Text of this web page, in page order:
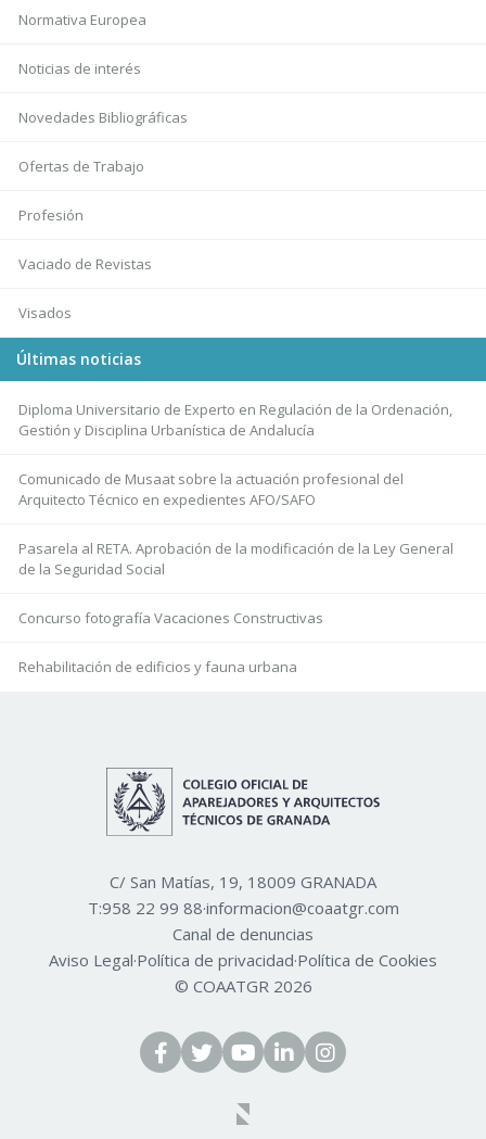
Normativa Europea
Noticias de interés
Novedades Bibliográficas
Ofertas de Trabajo
Profesión
Vaciado de Revistas
Visados
Últimas noticias
Diploma Universitario de Experto en Regulación de la Ordenación,
Gestión y Disciplina Urbanística de Andalucía
Comunicado de Musaat sobre la actuación profesional del
Arquitecto Técnico en expedientes AFO/SAFO
Pasarela al RETA. Aprobación de la modificación de la Ley General
de la Seguridad Social
Concurso fotografía Vacaciones Constructivas
Rehabilitación de edificios y fauna urbana
C/ San Matías, 19, 18009 GRANADA
T:958 22 99 88·informacion@coaatgr.com
Canal de denuncias
Aviso Legal·Política de privacidad·Política de Cookies
© COAATGR 2026